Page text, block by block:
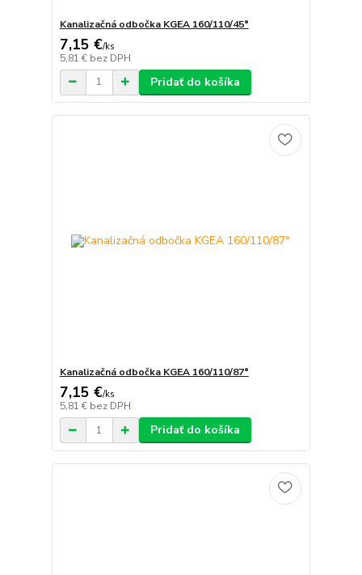
Kanalizačná odbočka KGEA 160/110/45°
7,15 €/ks
5,81 € bez DPH
Pridať do košíka
Kanalizačná odbočka KGEA 160/110/87°
7,15 €/ks
5,81 € bez DPH
Pridať do košíka